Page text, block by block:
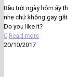
Bầu trời ngày hôm ấy
nhẹ chứ không gay
Do you like it?
0 Read more
20/10/2017